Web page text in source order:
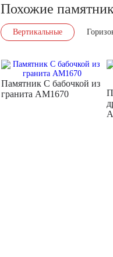
Похожие
Вертикальные
Памятник С бабочкой из
гранита AM1670